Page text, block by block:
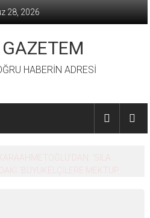
28, 2026
GAZETEM
HABERİN ADRESİ
‘SILA
’BÜYÜKELÇİLERE MEKTUP